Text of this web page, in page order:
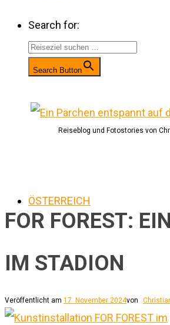
Search for:
Search Button
Reiseblog und Fotostories von
ÖSTERREICH
FOR FOREST:
IM STADION
Veröffentlicht am 17. November 2024von